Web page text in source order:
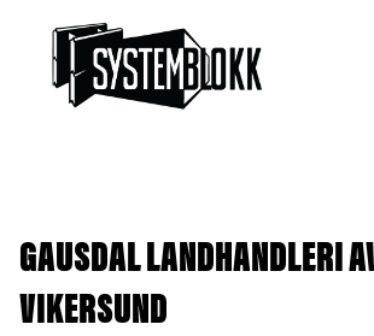
GAUSDAL LANDHANDLERI
VIKERSUND